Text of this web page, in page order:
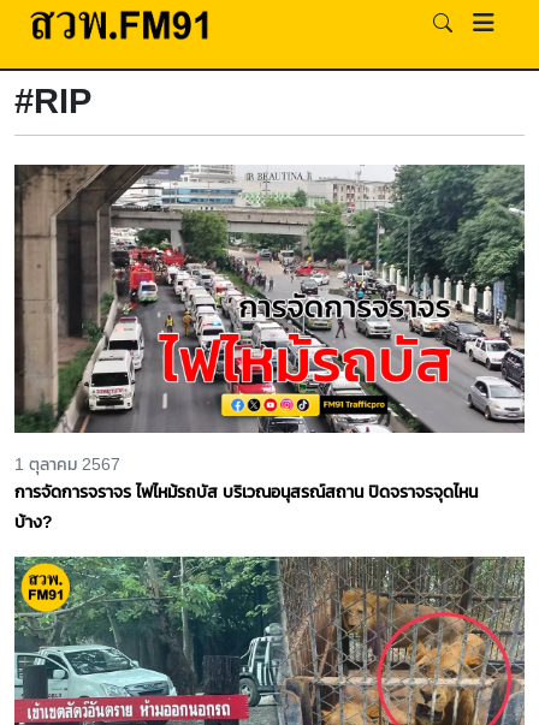
#RIP
1 ตุลาคม 2567
การจัดการจราจร ไฟไหม้รถบัส บริเวณอนุสรณ์สถาน ปิดจราจรจุดไหน
บ้าง?